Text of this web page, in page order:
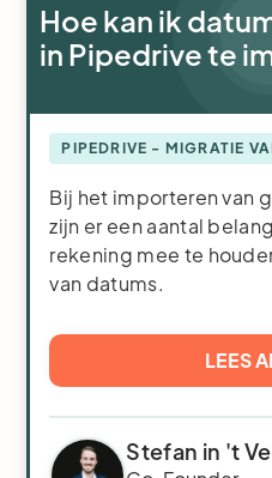
Hoe kan ik
in Pipedrive te
PIPEDRIVE - MIGRATIE
Bij het importeren van
zijn er een aantal
rekening mee te
van datums.
LEES
Stefan in 't